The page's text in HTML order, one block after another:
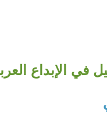
الإبداع العربي 1- مسرحية